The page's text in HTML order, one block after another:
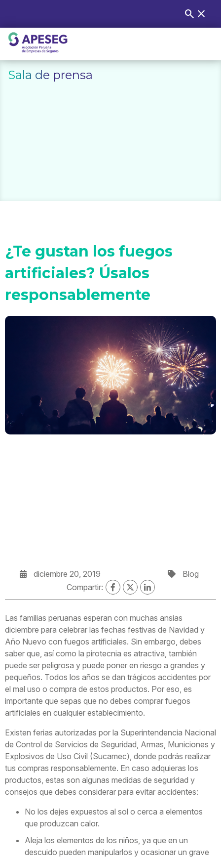
content
Buscar:
search close
APESEG
Sala de prensa
¿Te gustan los fuegos
artificiales? Úsalos
responsablemente
diciembre 20, 2019
Blog
Compartir:
Las familias peruanas esperan con muchas ansias
diciembre para celebrar las fechas festivas de Navidad y
Año Nuevo con fuegos artificiales. Sin embargo, debes
saber que, así como la pirotecnia es atractiva, también
puede ser peligrosa y puede poner en riesgo a grandes y
pequeños. Todos los años se dan trágicos accidentes por
el mal uso o compra de estos productos. Por eso, es
importante que sepas que no debes comprar fuegos
artificiales en cualquier establecimiento.
Existen ferias autorizadas por la Superintendencia Nacional
de Control de Servicios de Seguridad, Armas, Municiones y
Explosivos de Uso Civil (Sucamec), donde podrás realizar
tus compras responsablemente. En caso adquieras los
productos, estas son algunas medidas de seguridad y
consejos que debes considerar para evitar accidentes:
No los dejes expuestos al sol o cerca a elementos
que produzcan calor.
Aleja los elementos de los niños, ya que en un
descuido pueden manipularlos y ocasionar un grave